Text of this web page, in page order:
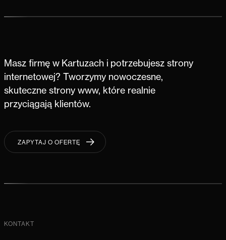
Masz firmę w Kartuzach i potrzebujesz strony
internetowej? Tworzymy nowoczesne,
skuteczne strony www, które realnie
przyciągają klientów.
ZAPYTAJ O OFERTĘ
KONTAKT